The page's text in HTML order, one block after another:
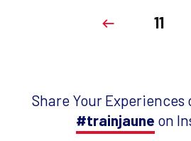
11
Share Your Experiences
#trainjaune on